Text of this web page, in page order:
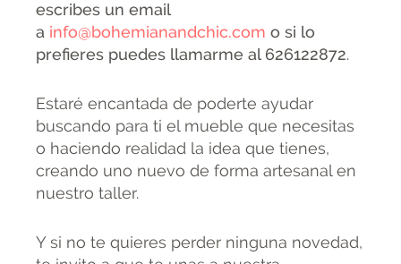
escribes un email
a info@bohemianandchic.com o si lo
prefieres puedes llamarme al 626122872.
Estaré encantada de poderte ayudar
buscando para ti el mueble que necesitas
o haciendo realidad la idea que tienes,
creando uno nuevo de forma artesanal en
nuestro taller.
Y si no te quieres perder ninguna novedad,